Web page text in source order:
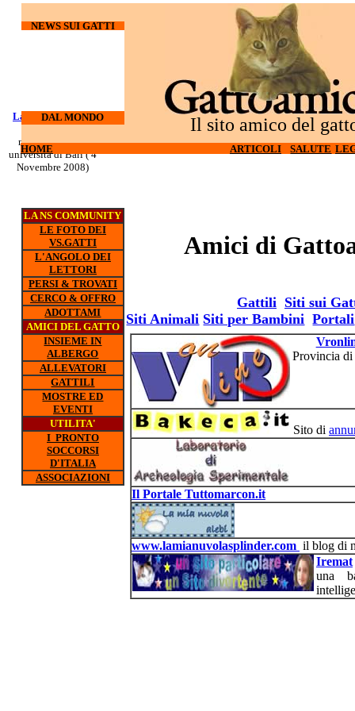
Amici di
Provincia di
Sito di
Il Portale Tuttomarcon.it
www.lamianuvolasplinder.com il blog di
Iremat
una
Gattili Siti sui
Siti Animali Siti per Bambini Portali
HOME ARTICOLI SALUTE
Il sito amico del
DAL MONDO
NEWS SUI GATTI
LA NS COMMUNITY
LE FOTO DEI
VS.GATTI
L'ANGOLO DEI
LETTORI
PERSI & TROVATI
CERCO & OFFRO
ADOTTAMI
AMICI DEL GATTO
INSIEME IN
ALBERGO
ALLEVATORI
GATTILI
MOSTRE ED
EVENTI
UTILITA'
I PRONTO
SOCCORSI
D'ITALIA
ASSOCIAZIONI
SALUTE
HOME ARTICOLI
I gatti
Ottobre 2008)
Laureati su cani e
nuovo corso all'
universita di Bari ( 4
Novembre 2008)